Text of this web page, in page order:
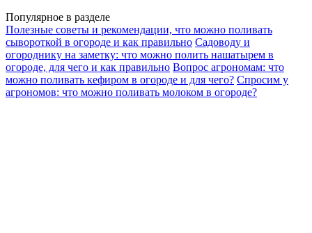
Популярное в разделе
Полезные советы и рекомендации, что можно поливать
сывороткой в огороде и как правильно Садоводу и
огороднику на заметку: что можно полить нашатырем в
огороде, для чего и как правильно Вопрос агрономам: что
можно поливать кефиром в огороде и для чего? Спросим у
агрономов: что можно поливать молоком в огороде?